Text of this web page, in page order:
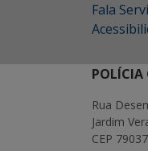
Fala
POLÍCIA
Rua
Jardim
CEP